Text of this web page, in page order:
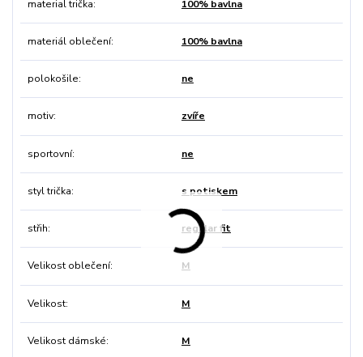
material trička 100% bavlna
materiál oblečení 100% bavlna
polokošile ne
motiv zvíře
sportovní ne
styl trička s potiskem
střih regular fit
Velikost oblečení M
Velikost M
Velikost dámské M